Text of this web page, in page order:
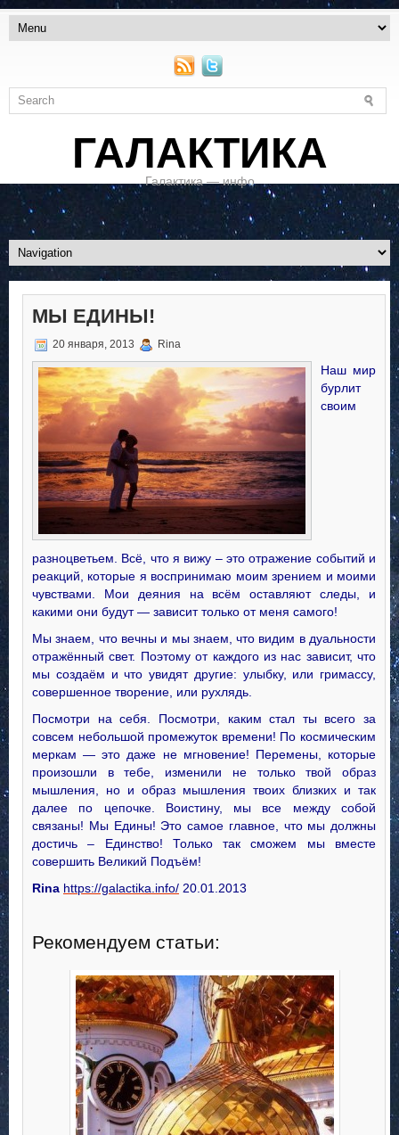
ГАЛАКТИКА
Галактика — инфо
МЫ ЕДИНЫ!
20 января, 2013 Rina
Наш мир
бурлит
своим
разноцветьем. Всё, что я вижу – это отражение событий и
реакций, которые я воспринимаю моим зрением и моими
чувствами. Мои деяния на всём оставляют следы, и
какими они будут — зависит только от меня самого!
Мы знаем, что вечны и мы знаем, что видим в дуальности
отражённый свет. Поэтому от каждого из нас зависит, что
мы создаём и что увидят другие: улыбку, или гримассу,
совершенное творение, или рухлядь.
Посмотри на себя. Посмотри, каким стал ты всего за
совсем небольшой промежуток времени! По космическим
меркам — это даже не мгновение! Перемены, которые
произошли в тебе, изменили не только твой образ
мышления, но и образ мышления твоих близких и так
далее по цепочке. Воистину, мы все между собой
связаны! Мы Едины! Это самое главное, что мы должны
достичь – Единство! Только так сможем мы вместе
совершить Великий Подъём!
Rina https://galactika.info/ 20.01.2013
Рекомендуем статьи: